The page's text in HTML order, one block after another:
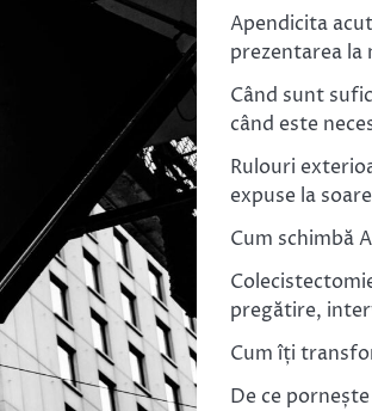
Apendicita
prezentarea la
Când sunt
când este
Rulouri
expuse la
Cum schimbă
pregătire,
Cum îți
De ce